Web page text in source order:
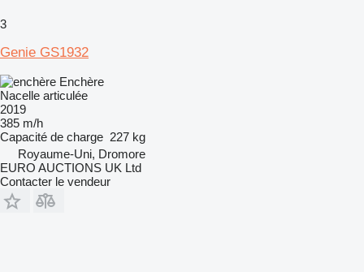
3
Genie GS1932
Enchère
Nacelle articulée
2019
385 m/h
Capacité de charge 227 kg
Royaume-Uni, Dromore
EURO AUCTIONS UK Ltd
Contacter le vendeur